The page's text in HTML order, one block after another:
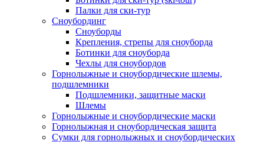
Палки для ски-тур
Сноубординг
Сноуборды
Крепления, стрепы для сноуборда
Ботинки для сноуборда
Чехлы для сноубордов
Горнолыжные и сноубордические шлемы,
подшлемники
Подшлемники, защитные маски
Шлемы
Горнолыжные и сноубордические маски
Горнолыжная и сноубордическая защита
Сумки для горнолыжных и сноубордических